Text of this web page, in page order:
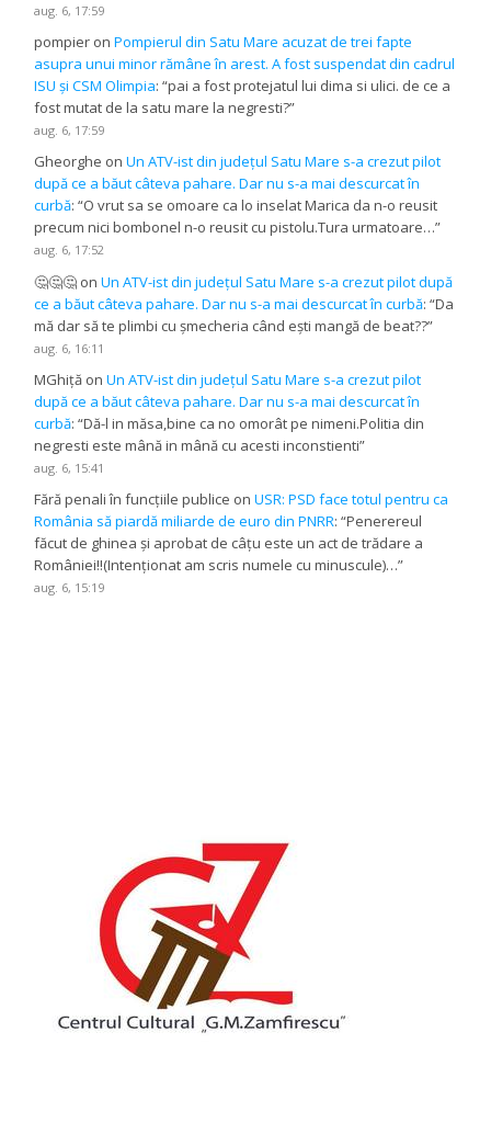
aug. 6, 17:59
pompier onPompierul din Satu Mare acuzat de trei fapte
asupra unui minor rămâne în arest. A fost suspendat din cadrul
ISU și CSM Olimpia: “pai a fost protejatul lui dima si ulici. de ce a
fost mutat de la satu mare la negresti?”
aug. 6, 17:59
Gheorghe onUn ATV-ist din județul Satu Mare s-a crezut pilot
după ce a băut câteva pahare. Dar nu s-a mai descurcat în
curbă: “O vrut sa se omoare ca lo inselat Marica da n-o reusit
precum nici bombonel n-o reusit cu pistolu.Tura urmatoare…”
aug. 6, 17:52
🤔🤔🤔 onUn ATV-ist din județul Satu Mare s-a crezut pilot după
ce a băut câteva pahare. Dar nu s-a mai descurcat în curbă: “Da
mă dar să te plimbi cu șmecheria când ești mangă de beat??”
aug. 6, 16:11
MGhiță onUn ATV-ist din județul Satu Mare s-a crezut pilot
după ce a băut câteva pahare. Dar nu s-a mai descurcat în
curbă: “Dă-l in măsa,bine ca no omorât pe nimeni.Politia din
negresti este mână in mână cu acesti inconstienti”
aug. 6, 15:41
Fără penali în funcțiile publice onUSR: PSD face totul pentru ca
România să piardă miliarde de euro din PNRR: “Penerereul
făcut de ghinea și aprobat de câțu este un act de trădare a
României!!(Intenționat am scris numele cu minuscule)…”
aug. 6, 15:19